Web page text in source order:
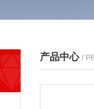
产品中心 /